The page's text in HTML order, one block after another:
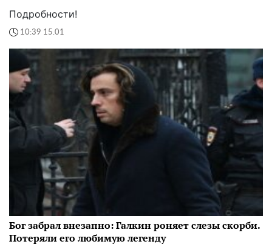
Подробности!
10:39 15.01
Бог забрал внезапно: Галкин роняет слезы скорби.
Потеряли его любимую легенду